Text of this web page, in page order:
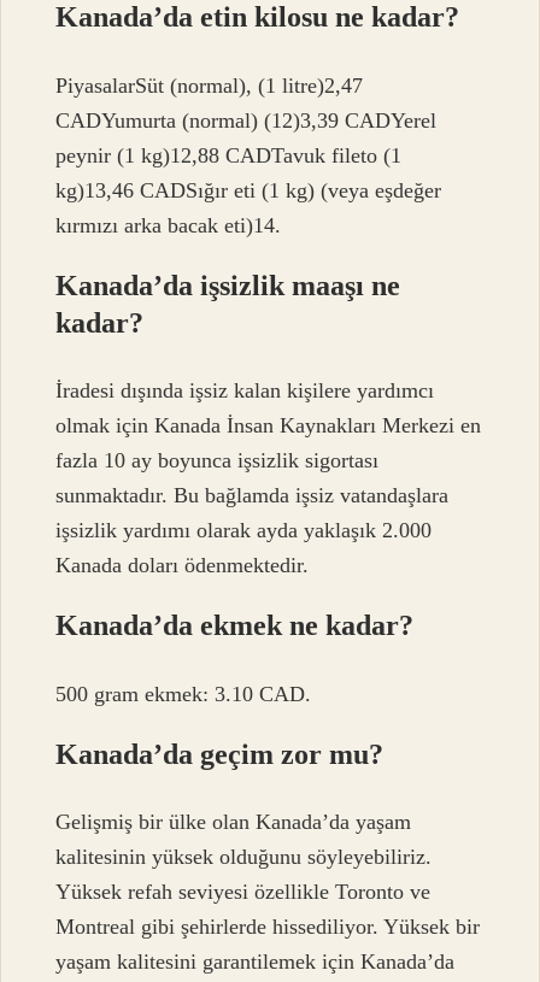
Kanada’da etin kilosu ne kadar?
PiyasalarSüt (normal), (1 litre)2,47
CADYumurta (normal) (12)3,39 CADYerel
peynir (1 kg)12,88 CADTavuk fileto (1
kg)13,46 CADSığır eti (1 kg) (veya eşdeğer
kırmızı arka bacak eti)14.
Kanada’da işsizlik maaşı ne
kadar?
İradesi dışında işsiz kalan kişilere yardımcı
olmak için Kanada İnsan Kaynakları Merkezi en
fazla 10 ay boyunca işsizlik sigortası
sunmaktadır. Bu bağlamda işsiz vatandaşlara
işsizlik yardımı olarak ayda yaklaşık 2.000
Kanada doları ödenmektedir.
Kanada’da ekmek ne kadar?
500 gram ekmek: 3.10 CAD.
Kanada’da geçim zor mu?
Gelişmiş bir ülke olan Kanada’da yaşam
kalitesinin yüksek olduğunu söyleyebiliriz.
Yüksek refah seviyesi özellikle Toronto ve
Montreal gibi şehirlerde hissediliyor. Yüksek bir
yaşam kalitesini garantilemek için Kanada’da